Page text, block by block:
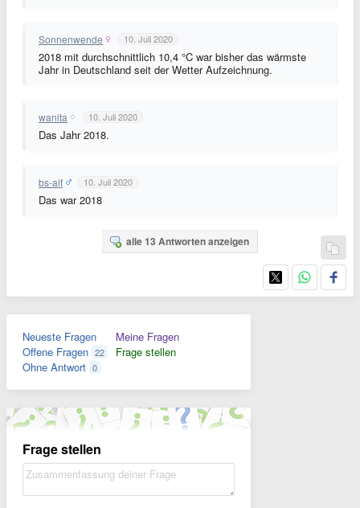
Sonnenwende 10. Juli 2020
2018 mit durchschnittlich 10,4 °C war bisher das wärmste
Jahr in Deutschland seit der Wetter Aufzeichnung.
wanita 10. Juli 2020
Das Jahr 2018.
bs-alf 10. Juli 2020
Das war 2018
alle 13 Antworten anzeigen
Neueste Fragen
Offene Fragen 22
Ohne Antwort 0
Meine Fragen
Frage stellen
Frage stellen